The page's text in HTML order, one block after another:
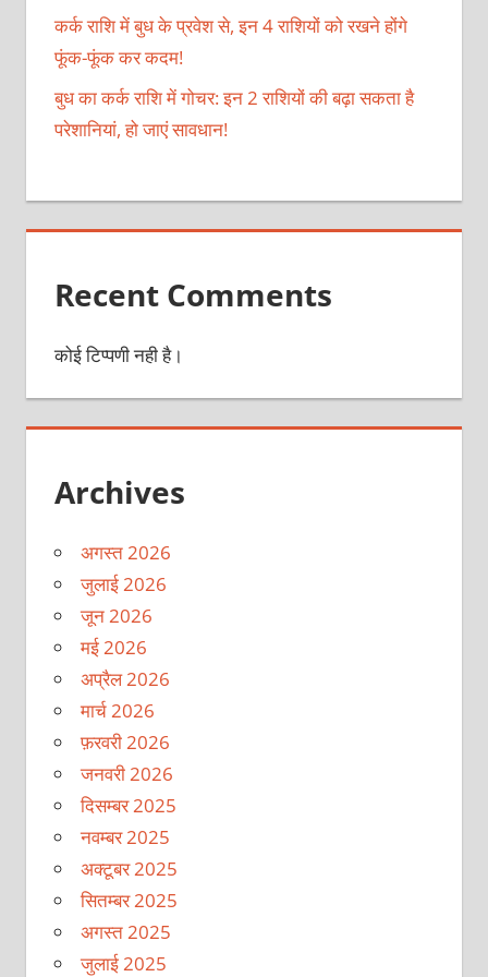
कर्क राशि में बुध के प्रवेश से, इन 4 राशियों को रखने होंगे
फूंक-फूंक कर कदम!
बुध का कर्क राशि में गोचर: इन 2 राशियों की बढ़ा सकता है
परेशानियां, हो जाएं सावधान!
Recent Comments
कोई टिप्पणी नही है।
Archives
अगस्त 2026
जुलाई 2026
जून 2026
मई 2026
अप्रैल 2026
मार्च 2026
फ़रवरी 2026
जनवरी 2026
दिसम्बर 2025
नवम्बर 2025
अक्टूबर 2025
सितम्बर 2025
अगस्त 2025
जुलाई 2025